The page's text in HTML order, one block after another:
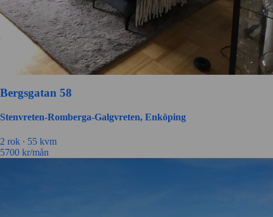
Bergsgatan 58
Stenvreten-Romberga-Galgvreten, Enköping
2 rok ∙ 55 kvm
5700 kr/mån